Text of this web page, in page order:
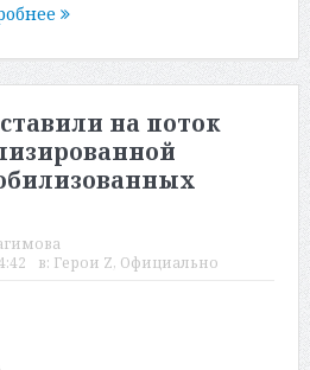
на поток
в: Герои Z, Официально